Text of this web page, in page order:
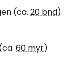
(ca. 20 bnd)
60 myr)